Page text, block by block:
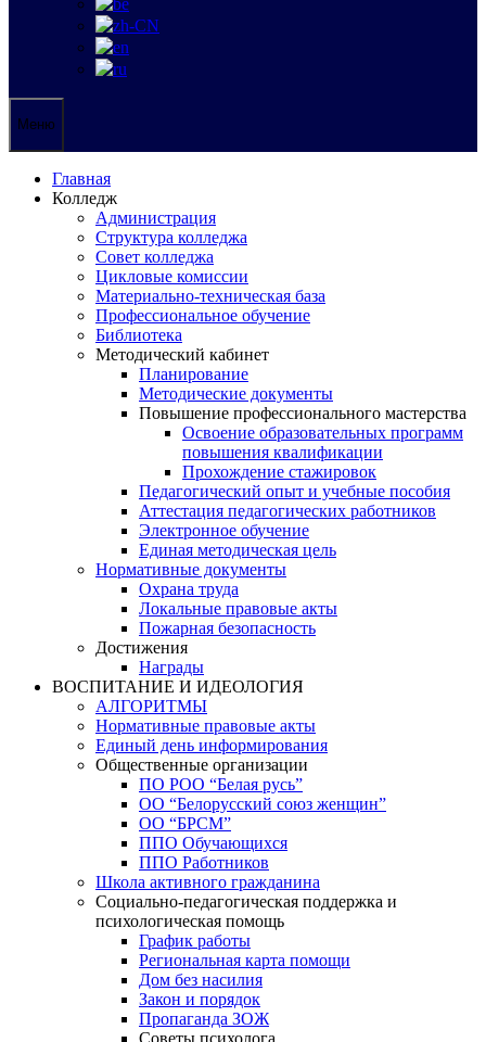
Меню
Главная
Колледж
Администрация
Структура колледжа
Совет колледжа
Цикловые комиссии
Материально-техническая база
Профессиональное обучение
Библиотека
Методический кабинет
Планирование
Методические документы
Повышение профессионального мастерства
Освоение образовательных программ
повышения квалификации
Прохождение стажировок
Педагогический опыт и учебные пособия
Аттестация педагогических работников
Электронное обучение
Единая методическая цель
Нормативные документы
Охрана труда
Локальные правовые акты
Пожарная безопасность
Достижения
Награды
ВОСПИТАНИЕ И ИДЕОЛОГИЯ
АЛГОРИТМЫ
Нормативные правовые акты
Единый день информирования
Общественные организации
ПО РОО “Белая русь”
ОО “Белорусский союз женщин”
ОО “БРСМ”
ППО Обучающихся
ППО Работников
Школа активного гражданина
Социально-педагогическая поддержка и
психологическая помощь
График работы
Региональная карта помощи
Дом без насилия
Закон и порядок
Пропаганда ЗОЖ
Советы психолога